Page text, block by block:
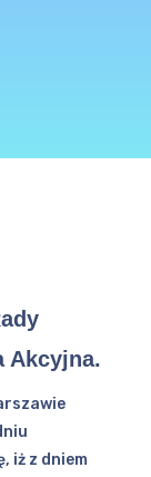
Akcyjna.
iż z dniem